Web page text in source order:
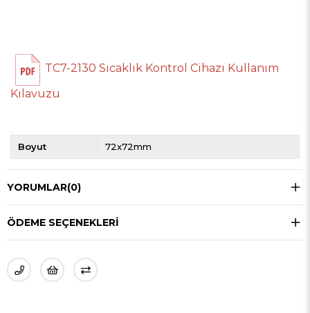
TC7-2130 Sıcaklık Kontrol Cihazı Kullanım
Kılavuzu
Boyut 72x72mm
YORUMLAR(0)
ÖDEME SEÇENEKLERI